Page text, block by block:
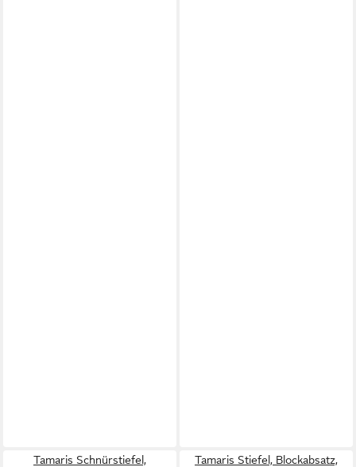
Tamaris Schnürstiefel,
Tamaris Stiefel, Blockabsatz,